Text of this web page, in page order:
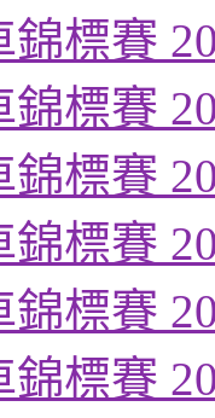
錦標賽
錦標賽
錦標賽
錦標賽
錦標賽
錦標賽